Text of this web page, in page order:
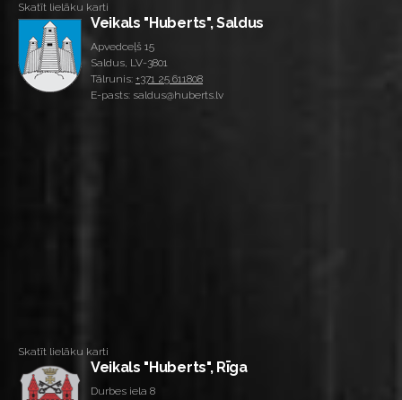
Skatīt lielāku karti
Veikals "Huberts", Saldus
Apvedceļš 15
Saldus, LV-3801
Tālrunis: +371 25 611808
E-pasts: saldus@huberts.lv
Skatīt lielāku karti
Veikals "Huberts", Rīga
Durbes iela 8